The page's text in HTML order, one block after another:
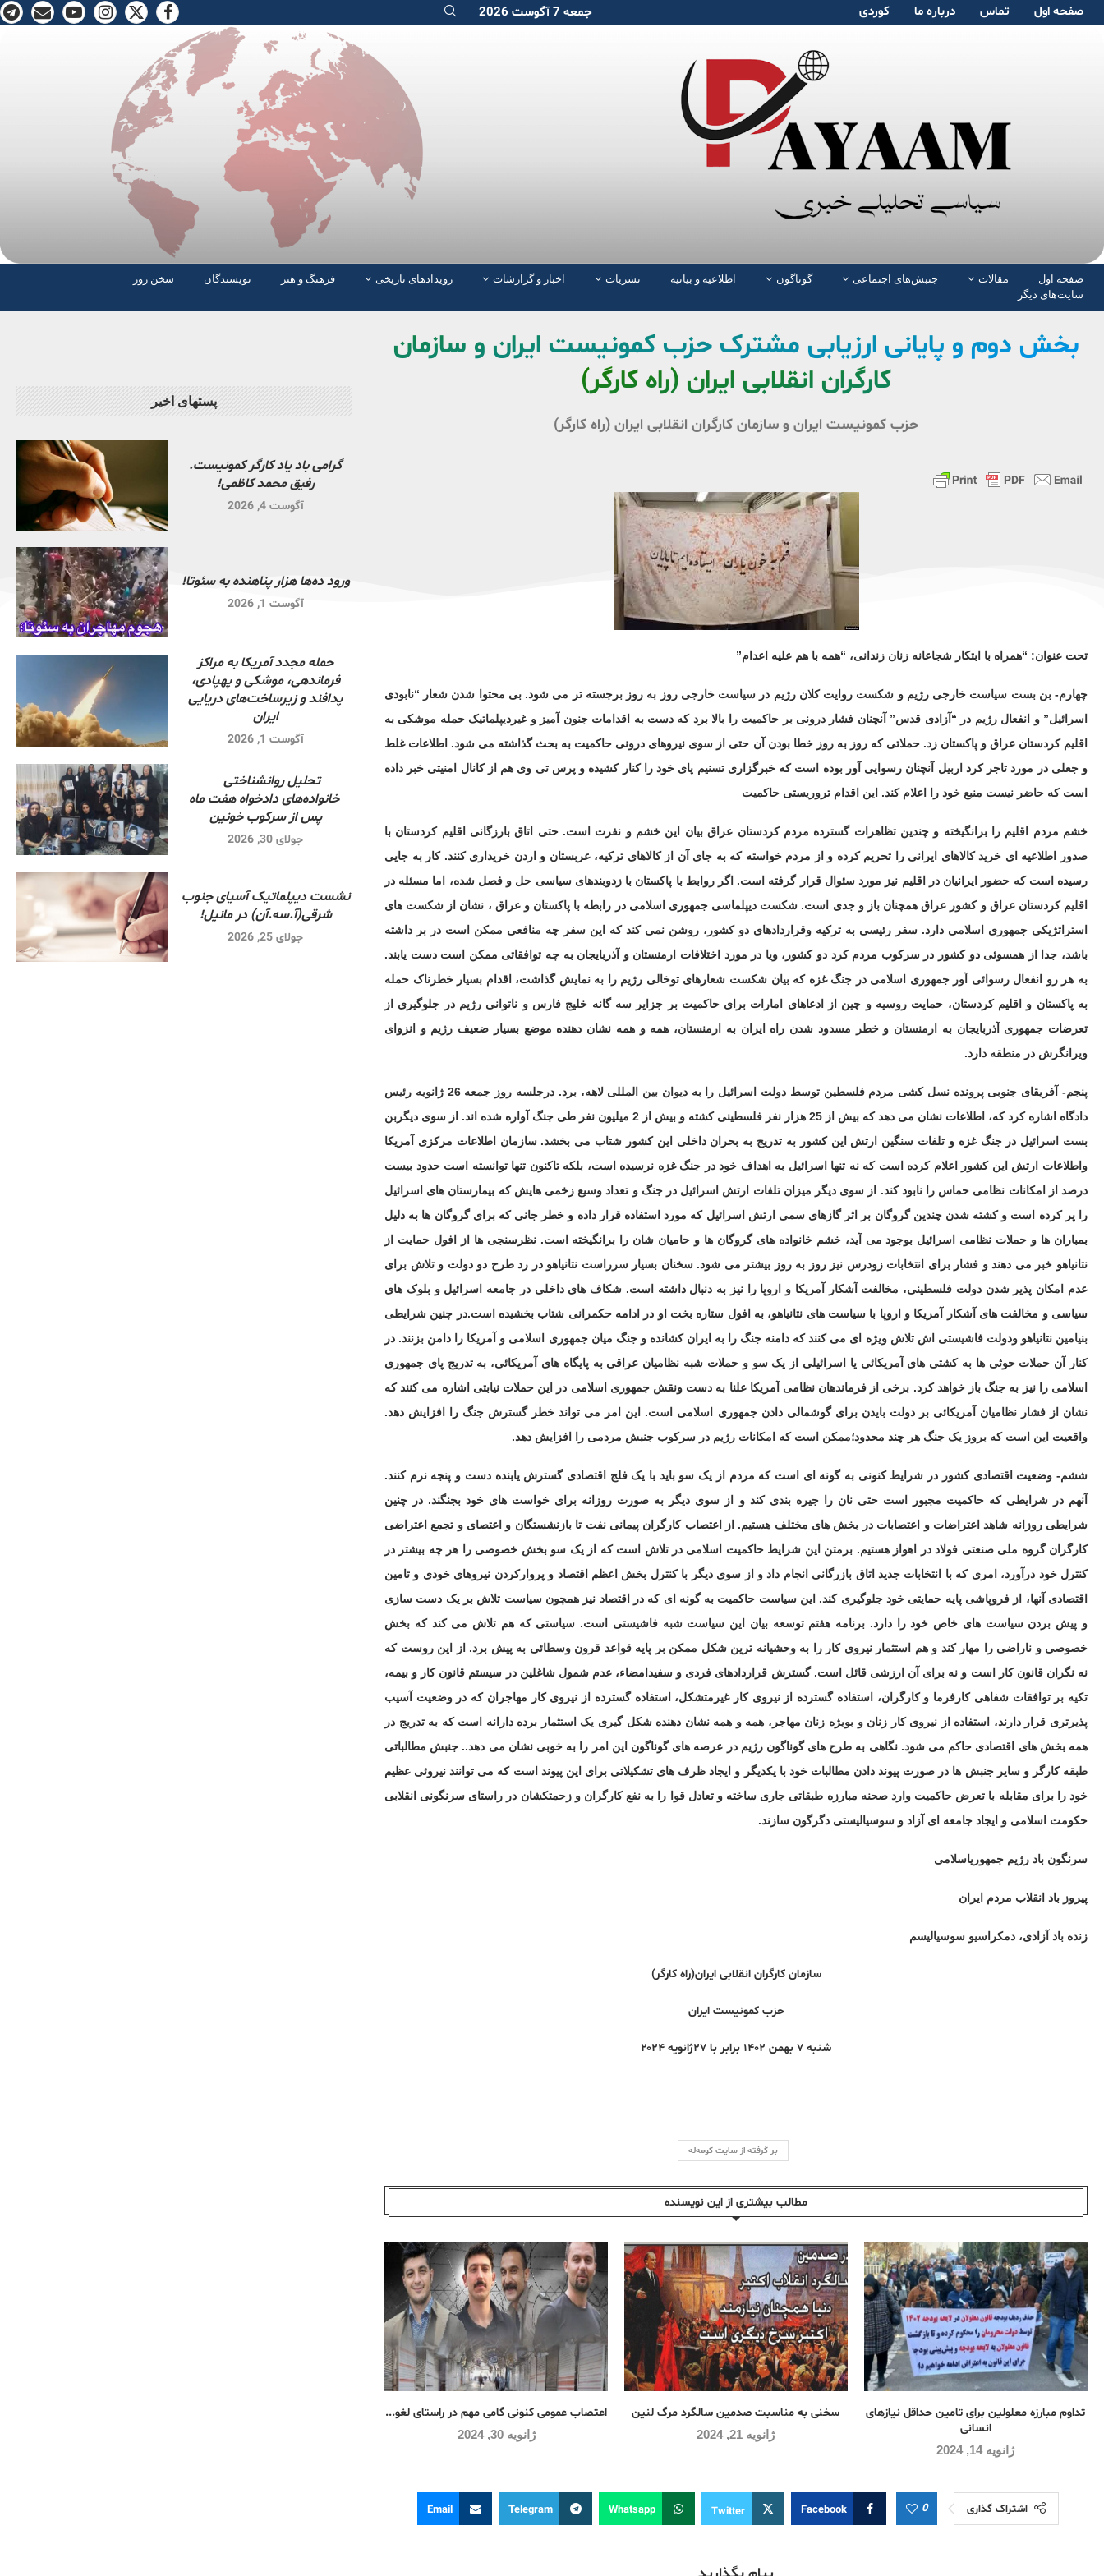
صفحە اول تماس دربارە ما کوردی جمعه 7 آگوست 2026
صفحە اول مقالات جنبش‌های اجتماعی گوناگون اطلاعیه و بیانیه نشریات اخبار و گزارشات رویدادهای تاریخی فرهنگ و هنر نویسندگان
سخن روز
سایت‌های دیگر
بخش دوم و پایانی ارزیابی مشترک حزب کمونیست ایران و سازمان
کارگران انقلابی ایران (راه کارگر)
حزب کمونیست ایران و سازمان کارگران انقلابی ایران (راه کارگر)
تحت عنوان: “همراه با ابتکار شجاعانه زنان زندانی، “همه با هم علیه اعدام”
چهارم- بن بست سیاست خارجی رژیم و شکست روایت کلان رژیم در سیاست خارجی روز به روز برجسته تر می شود. بی محتوا شدن شعار “نابودی
اسرائیل” و انفعال رژیم در “آزادی قدس” آنچنان فشار درونی بر حاکمیت را بالا برد که دست به اقدامات جنون آمیز و غیردیپلماتیک حمله موشکی به
اقلیم کردستان عراق و پاکستان زد. حملاتی که روز به روز خطا بودن آن حتی از سوی نیروهای درونی حاکمیت به بحث گذاشته می شود. اطلاعات غلط
و جعلی در مورد تاجر کرد اربیل آنچنان رسوایی آور بوده است که خبرگزاری تسنیم پای خود را کنار کشیده و پرس تی وی هم از کانال امنیتی خبر داده
است که حاضر نیست منبع خود را اعلام کند. این اقدام تروریستی حاکمیت
خشم مردم اقلیم را برانگیخته و چندین تظاهرات گسترده مردم کردستان عراق بیان این خشم و نفرت است. حتی اتاق بارزگانی اقلیم کردستان با
صدور اطلاعیه ای خرید کالاهای ایرانی را تحریم کرده و از مردم خواسته که به جای آن از کالاهای ترکیه، عربستان و اردن خریداری کنند. کار به جایی
رسیده است که حضور ایرانیان در اقلیم نیز مورد سئوال قرار گرفته است. اگر روابط با پاکستان با زدوبندهای سیاسی حل و فصل شده، اما مسئله در
اقلیم کردستان عراق و کشور عراق همچنان باز و جدی است. شکست دیپلماسی جمهوری اسلامی در رابطه با پاکستان و عراق ، نشان از شکست های
استراتژیکی جمهوری اسلامی دارد. سفر رئیسی به ترکیه وقراردادهای دو کشور، روشن نمی کند که این سفر چه منافعی ممکن است در بر داشته
باشد، جدا از همسوئی دو کشور در سرکوب مردم کرد دو کشور، ویا در مورد اختلافات ارمنستان و آذربایجان به چه توافقاتی ممکن است دست یابند.
به هر رو انفعال رسوائی آور جمهوری اسلامی در جنگ غزه که بیان شکست شعارهای توخالی رژیم را به نمایش گذاشت، اقدام بسیار خطرناک حمله
به پاکستان و اقلیم کردستان، حمایت روسیه و چین از ادعاهای امارات برای حاکمیت بر جزایر سه گانه خلیج فارس و ناتوانی رژیم در جلوگیری از
تعرضات جمهوری آذربایجان به ارمنستان و خطر مسدود شدن راه ایران به ارمنستان، همه و همه نشان دهنده موضع بسیار ضعیف رژیم و انزوای
ویرانگرش در منطقه دارد.
پنجم- آفریقای جنوبی پرونده نسل کشی مردم فلسطین توسط دولت اسرائیل را به دیوان بین المللی لاهه، برد. درجلسه روز جمعه 26 ژانویه رئیس
دادگاه اشاره کرد که، اطلاعات نشان می دهد که بیش از 25 هزار نفر فلسطینی کشته و بیش از 2 میلیون نفر طی جنگ آواره شده اند. از سوی دیگربن
بست اسرائیل در جنگ غزه و تلفات سنگین ارتش این کشور به تدریج به بحران داخلی این کشور شتاب می بخشد. سازمان اطلاعات مرکزی آمریکا
واطلاعات ارتش این کشور اعلام کرده است که نه تنها اسرائیل به اهداف خود در جنگ غزه نرسیده است، بلکه تاکنون تنها توانسته است حدود بیست
درصد از امکانات نظامی حماس را نابود کند. از سوی دیگر میزان تلفات ارتش اسرائیل در جنگ و تعداد وسیع زخمی هایش که بیمارستان های اسرائیل
را پر کرده است و کشته شدن چندین گروگان بر اثر گازهای سمی ارتش اسرائیل که مورد استفاده قرار داده و خطر جانی که برای گروگان ها به دلیل
بمباران ها و حملات نظامی اسرائیل بوجود می آید، خشم خانواده های گروگان ها و حامیان شان را برانگیخته است. نظرسنجی ها از افول حمایت از
نتانیاهو خبر می دهند و فشار برای انتخابات زودرس نیز روز به روز بیشتر می شود. سخنان بسیار سرراست نتانیاهو در رد طرح دو دولت و تلاش برای
عدم امکان پذیر شدن دولت فلسطینی، مخالفت آشکار آمریکا و اروپا را نیز به دنبال داشته است. شکاف های داخلی در جامعه اسرائیل و بلوک های
سیاسی و مخالفت های آشکار آمریکا و اروپا با سیاست های نتانیاهو، به افول ستاره بخت او در ادامه حکمرانی شتاب بخشیده است.در چنین شرایطی
بنیامین نتانیاهو ودولت فاشیستی اش تلاش ویژه ای می کنند که دامنه جنگ را به ایران کشانده و جنگ میان جمهوری اسلامی و آمریکا را دامن بزنند. در
کنار آن حملات حوثی ها به کشتی های آمریکائی یا اسرائیلی از یک سو و حملات شبه نظامیان عراقی به پایگاه های آمریکائی، به تدریج پای جمهوری
اسلامی را نیز به جنگ باز خواهد کرد. برخی از فرماندهان نظامی آمریکا علنا به دست ونقش جمهوری اسلامی در این حملات نیابتی اشاره می کنند که
نشان از فشار نظامیان آمریکائی بر دولت بایدن برای گوشمالی دادن جمهوری اسلامی است. این امر می تواند خطر گسترش جنگ را افزایش دهد.
واقعیت این است که بروز یک جنگ هر چند محدود؛ممکن است که امکانات رژیم در سرکوب جنبش مردمی را افزایش دهد.
ششم- وضعیت اقتصادی کشور در شرایط کنونی به گونه ای است که مردم از یک سو باید با یک فلج اقتصادی گسترش یابنده دست و پنجه نرم کنند.
آنهم در شرایطی که حاکمیت مجبور است حتی نان را جیره بندی کند و از سوی دیگر به صورت روزانه برای خواست های خود بجنگند. در چنین
شرایطی روزانه شاهد اعتراضات و اعتصابات در بخش های مختلف هستیم. از اعتصاب کارگران پیمانی نفت تا بازنشستگان و اعتصای و تجمع اعتراضی
کارگران گروه ملی صنعتی فولاد در اهواز هستیم. برمتن این شرایط حاکمیت اسلامی در تلاش است که از یک سو بخش خصوصی را هر چه بیشتر در
کنترل خود درآورد، امری که با انتخابات جدید اتاق بازرگانی انجام داد و از سوی دیگر با کنترل بخش اعظم اقتصاد و پروارکردن نیروهای خودی و تامین
اقتصادی آنها، از فروپاشی پایه حمایتی خود جلوگیری کند. این سیاست حاکمیت به گونه ای که در اقتصاد نیز همچون سیاست تلاش بر یک دست سازی
و پیش بردن سیاست های خاص خود را دارد. برنامه هفتم توسعه بیان این سیاست شبه فاشیستی است. سیاستی که هم تلاش می کند که بخش
خصوصی و ناراضی را مهار کند و هم استثمار نیروی کار را به وحشیانه ترین شکل ممکن بر پایه قواعد قرون وسطائی به پیش برد. از این روست که
نه نگران قانون کار است و نه برای آن ارزشی قائل است. گسترش قراردادهای فردی و سفیدامضاء، عدم شمول شاغلین در سیستم قانون کار و بیمه،
تکیه بر توافقات شفاهی کارفرما و کارگران، استفاده گسترده از نیروی کار غیرمتشکل، استفاده گسترده از نیروی کار مهاجران که در وضعیت آسیب
پذیرتری قرار دارند، استفاده از نیروی کار زنان و بویژه زنان مهاجر، همه و همه نشان دهنده شکل گیری یک استثمار برده دارانه است که به تدریج در
همه بخش های اقتصادی حاکم می شود. نگاهی به طرح های گوناگون رژیم در عرصه های گوناگون این امر را به خوبی نشان می دهد.. جنبش مطالباتی
طبقه کارگر و سایر جنبش ها در صورت پیوند دادن مطالبات خود با یکدیگر و ایجاد ظرف های تشکیلاتی برای این پیوند است که می توانند نیروئی عظیم
خود را برای مقابله با تعرض حاکمیت وارد صحنه مبارزه طبقاتی جاری ساخته و تعادل قوا را به نفع کارگران و زحمتکشان در راستای سرنگونی انقلابی
حکومت اسلامی و ایجاد جامعه ای آزاد و سوسیالیستی دگرگون سازند.
سرنگون باد رژیم جمهوریاسلامی
پیروز باد انقلاب مردم ایران
زنده باد آزادی، دمکراسیو سوسیالیسم
سازمان کارگران انقلابی ایران(راه کارگر)
حزب کمونیست ایران
شنبه ۷ بهمن ۱۴۰۲ برابر با ۲۷ژانویه ۲۰۲۴
بر گرفتە از سایت کومەلە
مطالب بیشتری از این نویسندە
اعتصاب عمومی کنونی گامی مهم در راستای لغو...
ژانویه 30, 2024
سخنی به مناسبت صدمین سالگرد مرگ لنین
ژانویه 21, 2024
تداوم مبارزه معلولین برای تامین حداقل نیازهای
انسانی
ژانویه 14, 2024
اشتراک گذاری 0
Facebook
Twitter
Whatsapp
Telegram
Email
پستهای اخیر
گرامی باد یاد کارگر کمونیست.
رفیق محمد کاظمی!
آگوست 4, 2026
ورود ده‌ها هزار پناهنده به سئوتا!
آگوست 1, 2026
حمله مجدد آمریکا به مراکز
فرماندهی، موشکی و پهپادی،
پدافند و زیرساخت‌های دریایی
ایران
آگوست 1, 2026
تحلیل روانشناختی
خانواده‌های دادخواه هفت ماه
پس از سرکوب خونین
جولای 30, 2026
نشست دیپلماتیک آسیای جنوب
شرقی‌(آ.سه.آن) در مانیل!
جولای 25, 2026